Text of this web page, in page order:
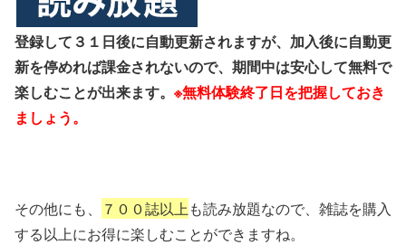
登録して３１日後に自動更新されますが、加入後に自動更
新を停めれば課金されないので、期間中は安心して無料で
楽しむことが出来ます。 ※無料体験終了日を把握しておき
ましょう。
その他にも、 ７００誌以上 も読み放題なので、雑誌を購入
する以上にお得に楽しむことができますね。